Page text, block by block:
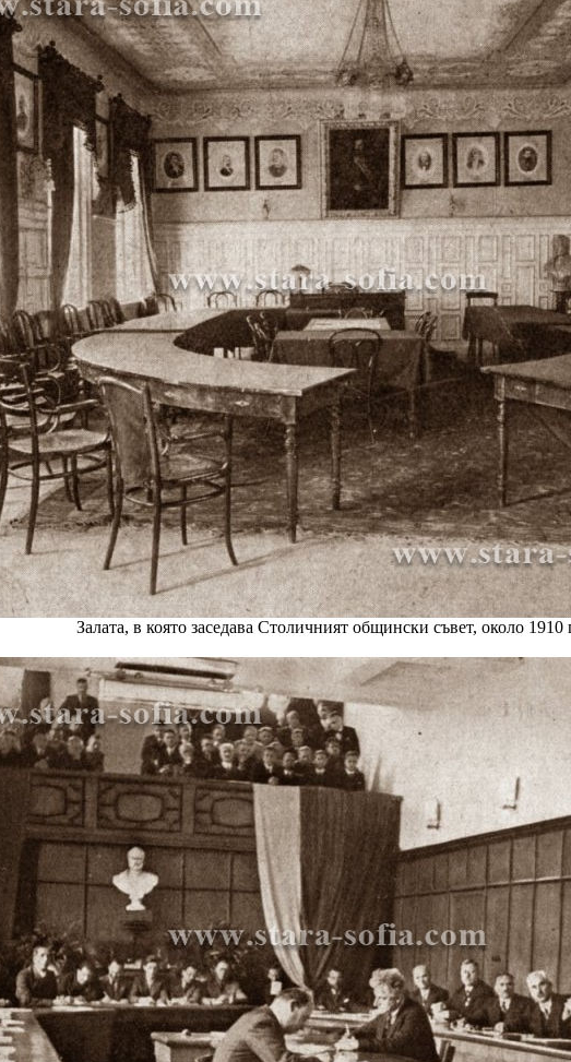
Залата, в която заседава Столичният общински съвет, около 1910